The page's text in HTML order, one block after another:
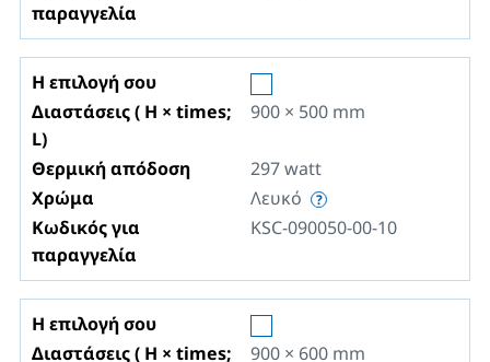
παραγγελία
Η επιλογή σου
Διαστάσεις ( H × times;
L)
900 × 500 mm
Θερμική απόδοση 297watt
Χρώμα
Λευκό
Κωδικός για
παραγγελία
KSC-090050-00-10
Η επιλογή σου
Διαστάσεις ( H × times;
900 × 600 mm